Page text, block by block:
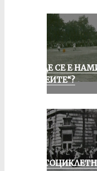
КЪДЕ СЕ Е
„АЛЕИТЕ“?